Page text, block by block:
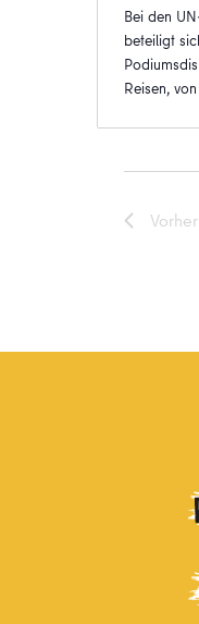
Bei den
beteiligt
Reisen,